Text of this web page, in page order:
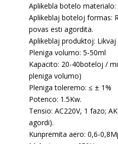
Aplikebla botelo
Aplikeblaj boteloj formas:
povas esti agordita.
Aplikeblaj produktoj:
Pleniga volumo: 5-50ml
Kapacito: 20-40boteloj /
pleniga volumo)
Pleniga toleremo: ≤ ± 1%
Potenco: 1.5Kw.
Tensio: AC220V, 1 fazo;
agordi).
Kunpremita aero: 0,6-